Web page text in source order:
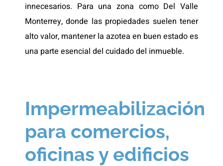
innecesarios. Para una zona como Del Valle
Monterrey, donde las propiedades suelen tener
alto valor, mantener la azotea en buen estado es
una parte esencial del cuidado del inmueble.
Impermeabilización
para comercios,
oficinas y edificios